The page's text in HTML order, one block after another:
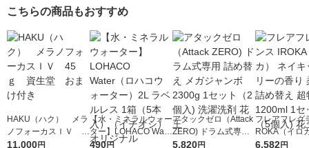
こちらの商品もおすすめ
HAKU（ハク） メラ
ノフォーカスＩＶ 4
5ｇ 資生堂 おまけ
11,000円
【水・ミネラルウォー
ター】LOHACO Wate
r（ロハコウォータ
490円
アタックゼロ（Attack
ZERO) ドラム式専用
詰め替え メガジャン
5,820円
フレアフレグ
ROKA（イロ
イキッドリリ
6,582円